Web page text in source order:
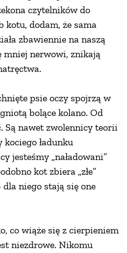
czytelników do
kotu, dodam, że sama
zbawiennie na naszą
mniej nerwowi, znikają
psie oczy spojrzą w
bolące kolano. Od
Są nawet zwolennicy teorii
ładunku
jesteśmy „naładowani”
kot zbiera „złe”
niego stają się one
co wiąże się z cierpieniem
niezdrowe. Nikomu